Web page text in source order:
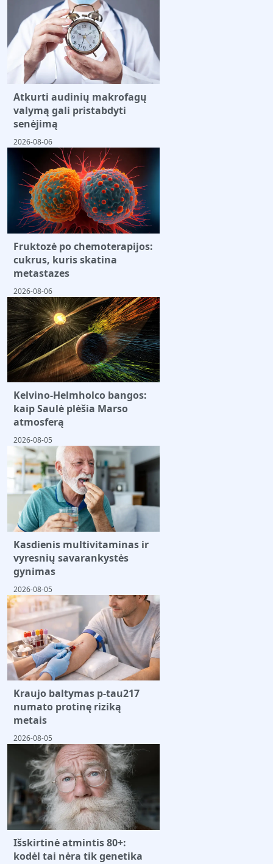
Atkurti audinių makrofagų
valymą gali pristabdyti
senėjimą
2026-08-06
Fruktozė po chemoterapijos:
cukrus, kuris skatina
metastazes
2026-08-06
Kelvino-Helmholco bangos:
kaip Saulė plėšia Marso
atmosferą
2026-08-05
Kasdienis multivitaminas ir
vyresnių savarankystės
gynimas
2026-08-05
Kraujo baltymas p-tau217
numato protinę riziką
metais
2026-08-05
Išskirtinė atmintis 80+:
kodėl tai nėra tik genetika